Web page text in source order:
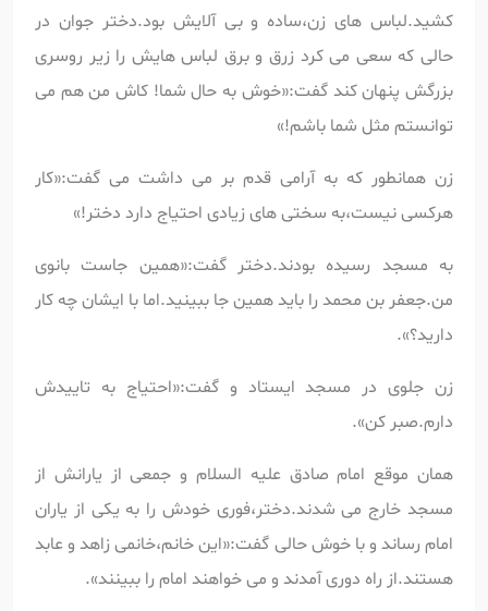
کشید.لباس های زن،ساده و بی آلایش بود.دختر جوان در
حالی که سعی می کرد زرق و برق لباس هایش را زیر روسری
بزرگش پنهان کند گفت:«خوش به حال شما! کاش من هم می
توانستم مثل شما باشم!»
زن همانطور که به آرامی قدم بر می داشت می گفت:«کار
هرکسی نیست،به سختی های زیادی احتیاج دارد دختر!»
به مسجد رسیده بودند.دختر گفت:«همین جاست بانوی
من.جعفر بن محمد را باید همین جا ببینید.اما با ایشان چه کار
دارید؟».
زن جلوی در مسجد ایستاد و گفت:«احتیاج به تاییدش
دارم.صبر کن».
همان موقع امام صادق علیه السلام و جمعی از یارانش از
مسجد خارج می شدند.دختر،فوری خودش را به یکی از یاران
امام رساند و با خوش حالی گفت:«این خانم،خانمی زاهد و عابد
هستند.از راه دوری آمدند و می خواهند امام را ببینند».